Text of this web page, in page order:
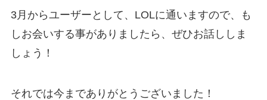
3月からユーザーとして、LOLに通いますので、も
しお会いする事がありましたら、ぜひお話ししま
しょう！
それでは今までありがとうございました！